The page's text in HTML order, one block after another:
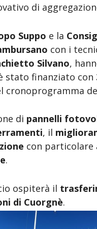
di
Suppo e la
con i
Silvano,
stato finanziato con
di pannelli
, il
con particolare
.
ospiterà il
di Cuorgnè.